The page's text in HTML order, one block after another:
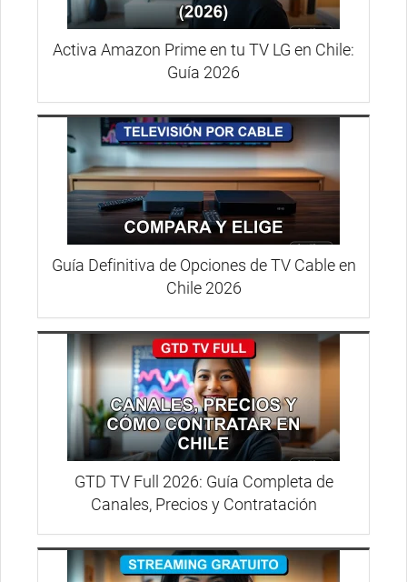
Activa Amazon Prime en tu TV LG en Chile:
Guía 2026
Guía Definitiva de Opciones de TV Cable en
Chile 2026
GTD TV Full 2026: Guía Completa de
Canales, Precios y Contratación